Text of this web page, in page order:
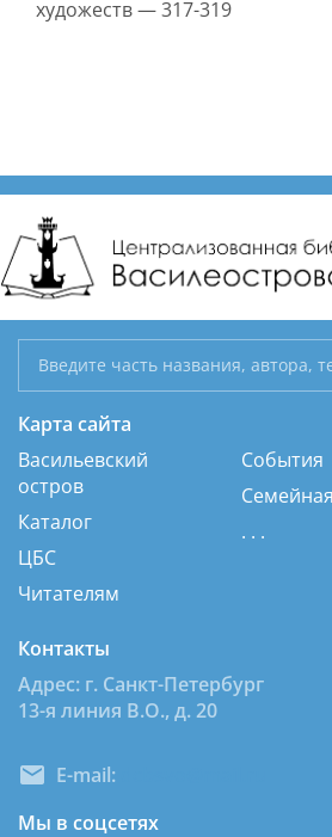
художеств — 317-319
Карта сайта
Васильевский
остров
Каталог
ЦБС
Читателям
События
. . .
Контакты
Адрес: г. Санкт-Петербург
13-я линия В.О., д. 20
E-mail:
Мы в соцсетях